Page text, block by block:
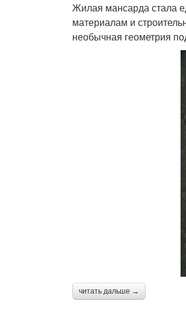
Жилая мансарда стала
материалам и
необычная геометрия
читать дальше →